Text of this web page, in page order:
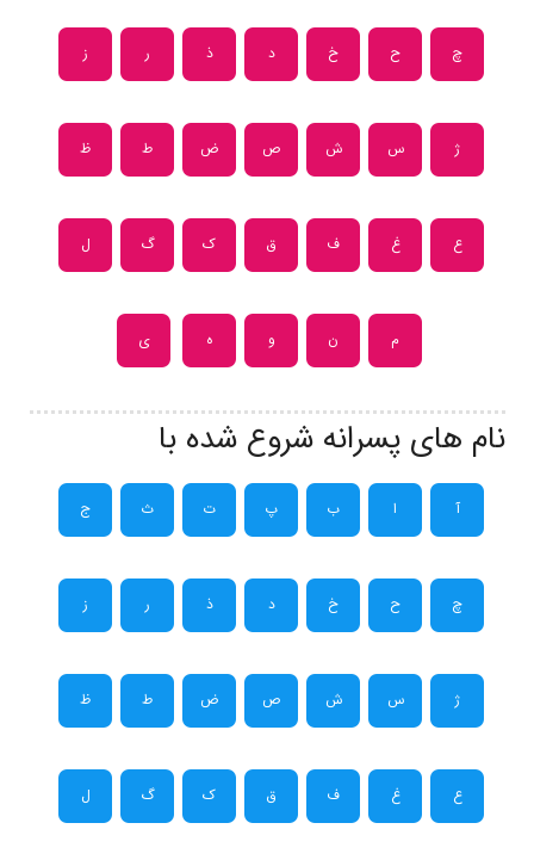
چ ح خ د ذ ر ز
ژ س ش ص ض ط ظ
ع غ ف ق ک گ ل
م ن و ه ی
نام های پسرانه شروع شده با
آ ا ب پ ت ث ج
چ ح خ د ذ ر ز
ژ س ش ص ض ط ظ
ع غ ف ق ک گ ل